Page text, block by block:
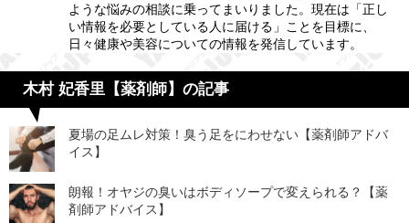
ような悩みの相談に乗ってまいりました。現在は「正し
い情報を必要としている人に届ける」ことを目標に、
日々健康や美容についての情報を発信しています。
木村 妃香里【薬剤師】の記事
夏場の足ムレ対策！臭う足をにわせない【薬剤師アドバ
イス】
朗報！オヤジの臭いはボディソープで変えられる？【薬
剤師アドバイス】